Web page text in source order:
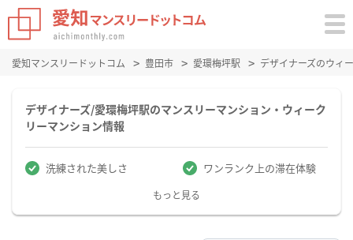
愛知マンスリードットコム 豊田市 愛環梅坪駅 デザイナーズのウィ
デザイナーズ/愛環梅坪駅のマンスリーマンション・ウィーク
リーマンション情報
洗練された美しさ ワンランク上の滞在体験
もっと見る